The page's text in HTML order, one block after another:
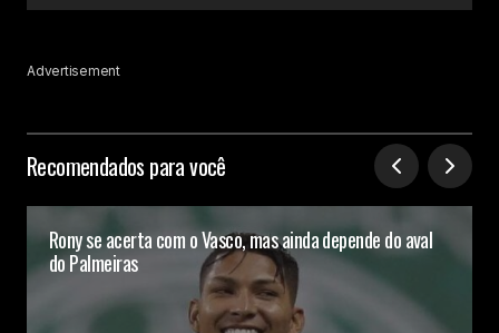
Advertisement
Recomendados para você
Rony se acerta com o Vasco, mas ainda depende do aval
do Palmeiras